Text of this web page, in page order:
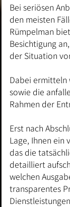
Bei seriösen
den meisten
Rümpelman
Besichtigung
der Situation
Dabei ermitteln
sowie die
Rahmen der
Erst nach
Lage, Ihnen ein
das die
detailliert
welchen
transparentes